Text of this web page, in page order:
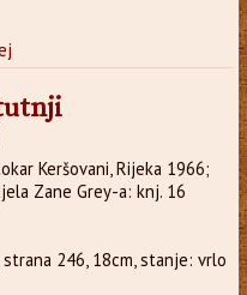
Keršovani, Rijeka 1966;
Zane Grey-a: knj. 16
246, 18cm, stanje: vrlo